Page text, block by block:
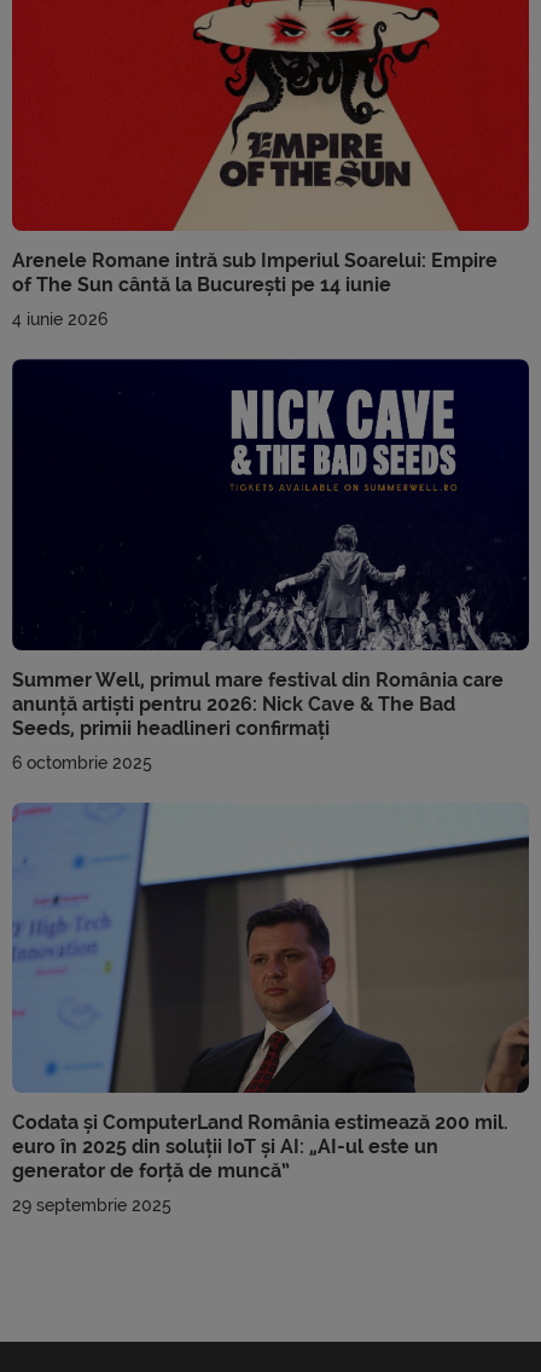
Arenele Romane intră sub Imperiul Soarelui: Empire
of The Sun cântă la București pe 14 iunie
4 iunie 2026
Summer Well, primul mare festival din România care
anunță artiști pentru 2026: Nick Cave & The Bad
Seeds, primii headlineri confirmați
6 octombrie 2025
Codata și ComputerLand România estimează 200 mil.
euro în 2025 din soluții IoT și AI: „AI-ul este un
generator de forță de muncă”
29 septembrie 2025